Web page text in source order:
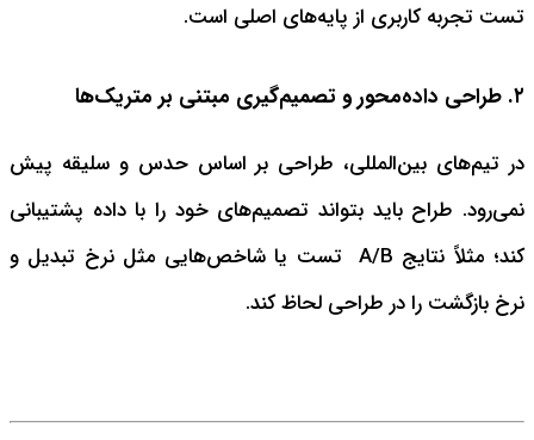
تست تجربه کاربری از پایه‌های اصلی است.
۲. طراحی داده‌محور و تصمیم‌گیری مبتنی بر متریک‌ها
در تیم‌های بین‌المللی، طراحی بر اساس حدس و سلیقه پیش
نمی‌رود. طراح باید بتواند تصمیم‌های خود را با داده پشتیبانی
کند؛ مثلاً نتایج A/B تست یا شاخص‌هایی مثل نرخ تبدیل و
نرخ بازگشت را در طراحی لحاظ کند.